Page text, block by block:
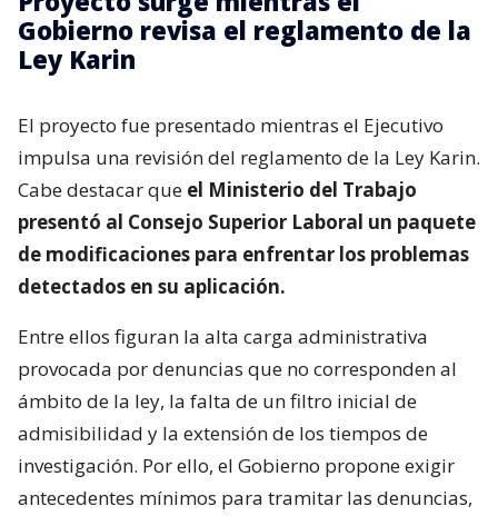
Gobierno revisa el reglamento de la
Ley Karin
El proyecto fue presentado mientras el Ejecutivo
impulsa una revisión del reglamento de la Ley Karin.
Cabe destacar que el Ministerio del Trabajo
presentó al Consejo Superior Laboral un paquete
de modificaciones para enfrentar los problemas
detectados en su aplicación.
Entre ellos figuran la alta carga administrativa
provocada por denuncias que no corresponden al
ámbito de la ley, la falta de un filtro inicial de
admisibilidad y la extensión de los tiempos de
investigación. Por ello, el Gobierno propone exigir
antecedentes mínimos para tramitar las denuncias,